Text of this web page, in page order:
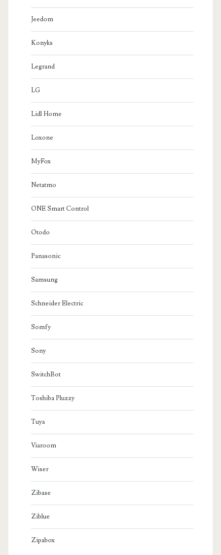
Jeedom
Konyks
Legrand
LG
Lidl Home
Loxone
MyFox
Netatmo
ONE Smart Control
Otodo
Panasonic
Samsung
Schneider Electric
Somfy
Sony
SwitchBot
Toshiba Pluzzy
Tuya
Viaroom
Wiser
Zibase
Ziblue
Zipabox